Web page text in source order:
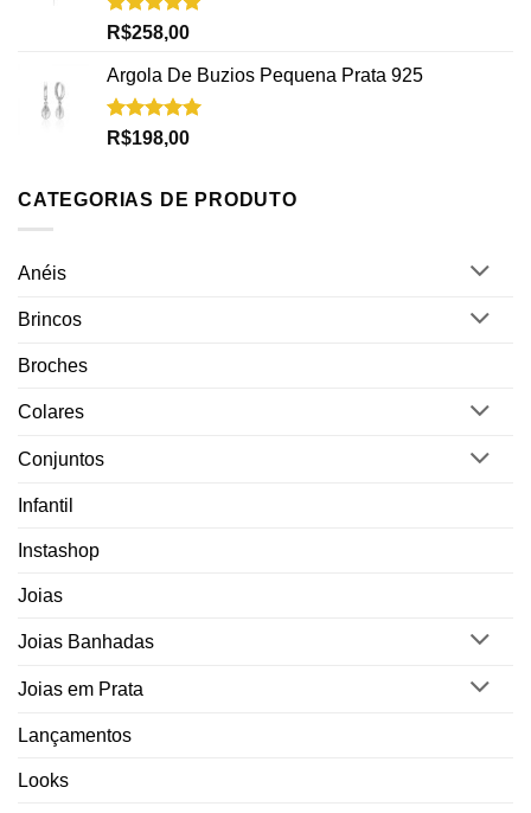
Avaliação
R$258,00
Argola De Buzios Pequena Prata 925
Avaliação
R$198,00
CATEGORIAS DE PRODUTO
Anéis
Brincos
Broches
Colares
Conjuntos
Infantil
Instashop
Joias
Joias Banhadas
Joias em Prata
Lançamentos
Looks